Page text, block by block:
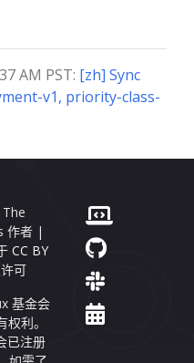
AM PST: [zh] Sync
v1, priority-class-
作者 |
CC BY
可
基金会
利。
已注册